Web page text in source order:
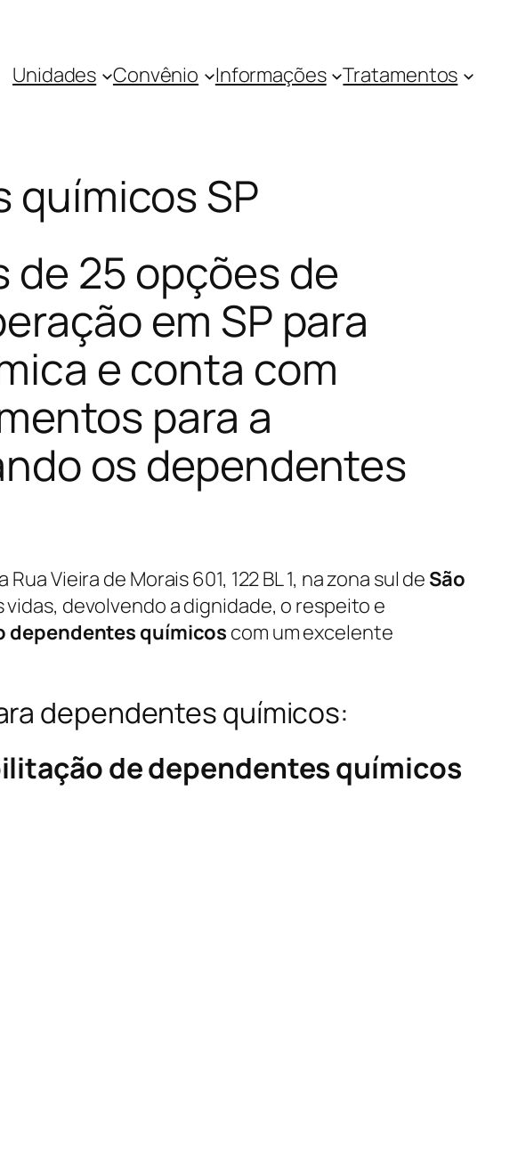
Unidades Convênio Informações Tratamentos
químicos SP
de 25 opções de
em SP para
e conta com
para a
os dependentes
Rua Vieira de Morais 601, 122 BL 1, na zona sul de São
vidas, devolvendo a dignidade, o respeito e
dependentes químicos com um excelente
dependentes químicos:
de dependentes químicos